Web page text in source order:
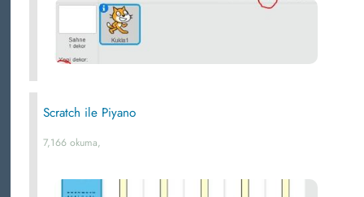
Scratch ile Piyano
7,166 okuma,